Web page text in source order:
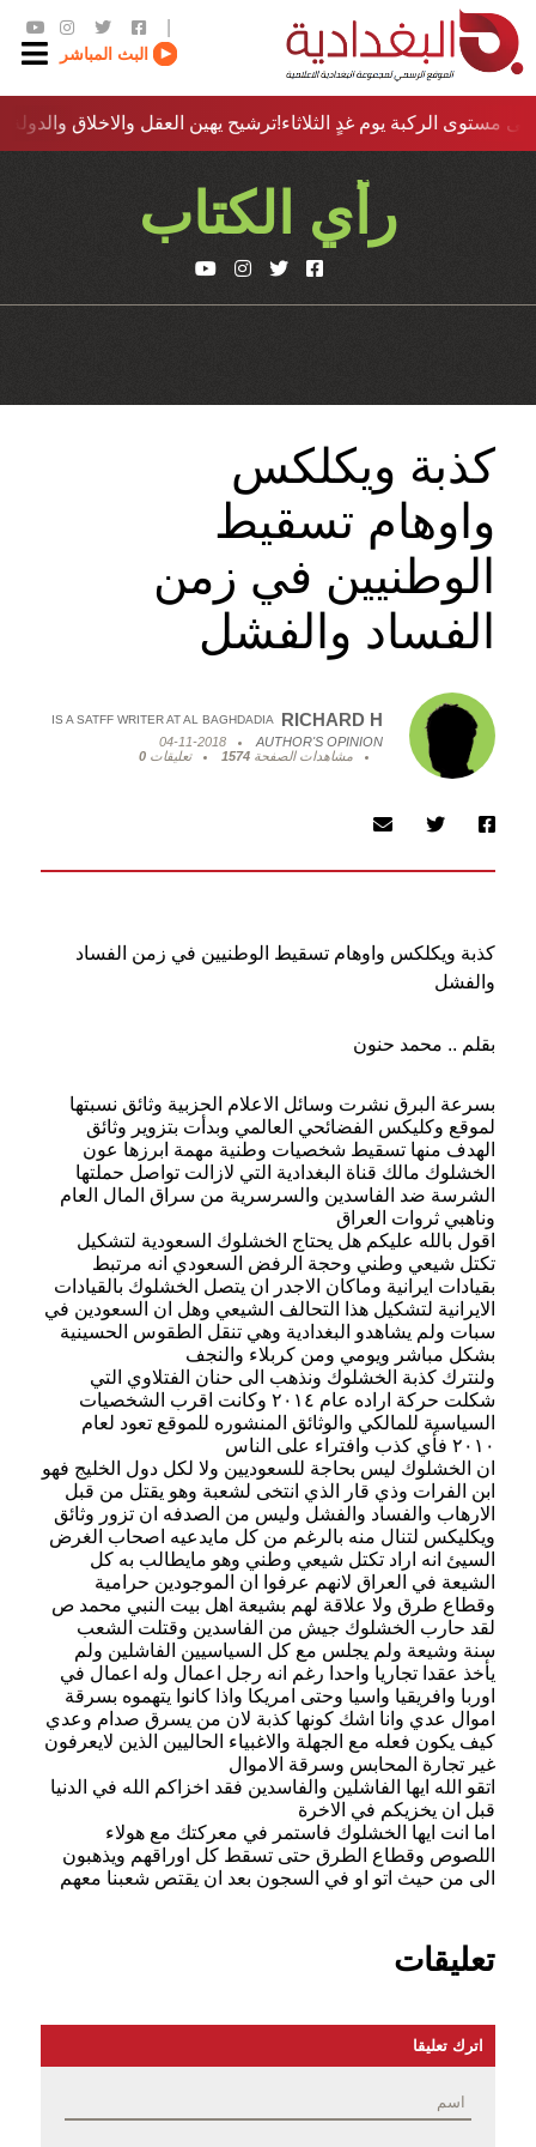
البث المباشر
ترشيح يهين العقل والاخلاق والدولة…؟!مستوى الركبة يوم غدٍ الثلاثاء
رأي الكتاب
كذبة ويكلكس
واوهام تسقيط
الوطنيين في زمن
الفساد والفشل
RICHARD H
IS A SATFF WRITER AT AL BAGHDADIA
AUTHOR'S OPINION
04-11-2018
مشاهدات الصفحة 1574 تعليقات 0
كذبة ويكلكس واوهام تسقيط الوطنيين في زمن الفساد
والفشل
بقلم .. محمد حنون
بسرعة البرق نشرت وسائل الاعلام الحزبية وثائق نسبتها
لموقع وكليكس الفضائحي العالمي وبدأت بتزوير وثائق
الهدف منها تسقيط شخصيات وطنية مهمة ابرزها عون
الخشلوك مالك قناة البغدادية التي لازالت تواصل حملتها
الشرسة ضد الفاسدين والسرسرية من سراق المال العام
وناهبي ثروات العراق
اقول بالله عليكم هل يحتاج الخشلوك السعودية لتشكيل
تكتل شيعي وطني وحجة الرفض السعودي انه مرتبط
بقيادات ايرانية وماكان الاجدر ان يتصل الخشلوك بالقيادات
الايرانية لتشكيل هذا التحالف الشيعي وهل ان السعودين في
سبات ولم يشاهدو البغدادية وهي تنقل الطقوس الحسينية
بشكل مباشر ويومي ومن كربلاء والنجف
ولنترك كذبة الخشلوك ونذهب الى حنان الفتلاوي التي
شكلت حركة اراده عام ٢٠١٤ وكانت اقرب الشخصيات
السياسية للمالكي والوثائق المنشوره للموقع تعود لعام
٢٠١٠ فأي كذب وافتراء على الناس
ان الخشلوك ليس بحاجة للسعوديين ولا لكل دول الخليج فهو
ابن الفرات وذي قار الذي انتخى لشعبة وهو يقتل من قبل
الارهاب والفساد والفشل وليس من الصدفه ان تزور وثائق
ويكليكس لتنال منه بالرغم من كل مايدعيه اصحاب الغرض
السيئ انه اراد تكتل شيعي وطني وهو مايطالب به كل
الشيعة في العراق لانهم عرفوا ان الموجودين حرامية
وقطاع طرق ولا علاقة لهم بشيعة اهل بيت النبي محمد ص
لقد حارب الخشلوك جيش من الفاسدين وقتلت الشعب
سنة وشيعة ولم يجلس مع كل السياسيين الفاشلين ولم
يأخذ عقدا تجاريا واحدا رغم انه رجل اعمال وله اعمال في
اوربا وافريقيا واسيا وحتى امريكا واذا كانوا يتهموه بسرقة
اموال عدي وانا اشك كونها كذبة لان من يسرق صدام وعدي
كيف يكون فعله مع الجهلة والاغبياء الحاليين الذين لايعرفون
غير تجارة المحابس وسرقة الاموال
اتقو الله ايها الفاشلين والفاسدين فقد اخزاكم الله في الدنيا
قبل ان يخزيكم في الاخرة
اما انت ايها الخشلوك فاستمر في معركتك مع هولاء
اللصوص وقطاع الطرق حتى تسقط كل اوراقهم ويذهبون
الى من حيث اتو او في السجون بعد ان يقتص شعبنا معهم
تعليقات
اترك تعليقا